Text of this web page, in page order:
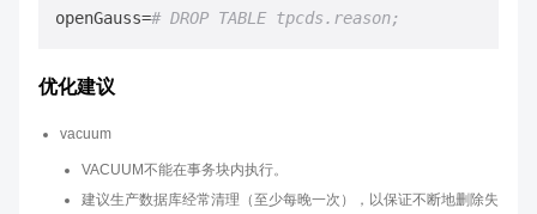
openGauss=# DROP TABLE tpcds.reason;
优化建议
vacuum
VACUUM不能在事务块内执行。
建议生产数据库经常清理（至少每晚一次），以保证不断地删除失